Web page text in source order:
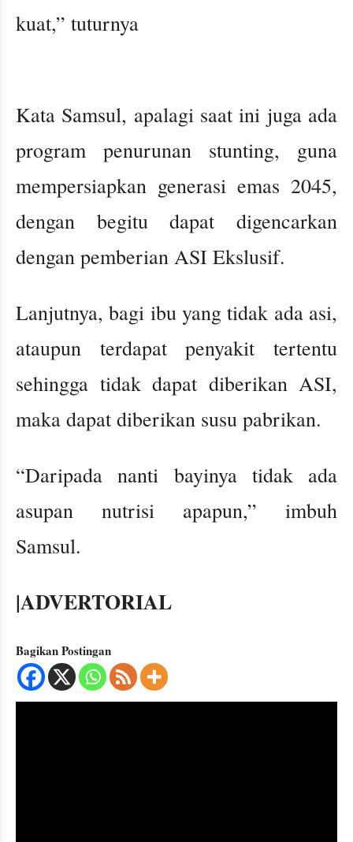
kuat,” tuturnya
Kata Samsul, apalagi saat ini juga ada
program penurunan stunting, guna
mempersiapkan generasi emas 2045,
dengan begitu dapat digencarkan
dengan pemberian ASI Ekslusif.
Lanjutnya, bagi ibu yang tidak ada asi,
ataupun terdapat penyakit tertentu
sehingga tidak dapat diberikan ASI,
maka dapat diberikan susu pabrikan.
“Daripada nanti bayinya tidak ada
asupan nutrisi apapun,” imbuh
Samsul.
|ADVERTORIAL
Bagikan Postingan